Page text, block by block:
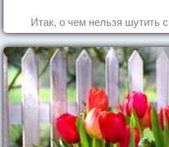
Итак, о чем нельзя шутить